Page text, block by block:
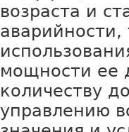
возраста и
аварийности,
мощности ее
количеству
управлению